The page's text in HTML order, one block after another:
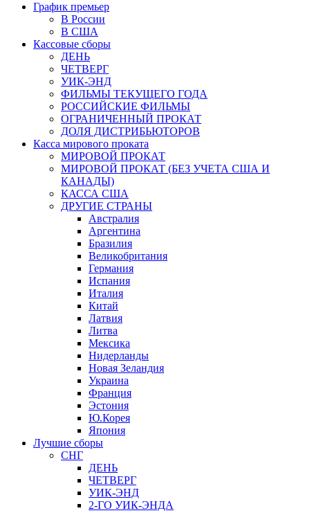
График премьер
В России
В США
Кассовые сборы
ДЕНЬ
ЧЕТВЕРГ
УИК-ЭНД
ФИЛЬМЫ ТЕКУЩЕГО ГОДА
РОССИЙСКИЕ ФИЛЬМЫ
ОГРАНИЧЕННЫЙ ПРОКАТ
ДОЛЯ ДИСТРИБЬЮТОРОВ
Касса мирового проката
МИРОВОЙ ПРОКАТ
МИРОВОЙ ПРОКАТ (БЕЗ УЧЕТА США И
КАНАДЫ)
КАССА США
ДРУГИЕ СТРАНЫ
Австралия
Аргентина
Бразилия
Великобритания
Германия
Испания
Италия
Китай
Латвия
Литва
Мексика
Нидерланды
Новая Зеландия
Украина
Франция
Эстония
Ю.Корея
Япония
Лучшие сборы
СНГ
ДЕНЬ
ЧЕТВЕРГ
УИК-ЭНД
2-ГО УИК-ЭНДА